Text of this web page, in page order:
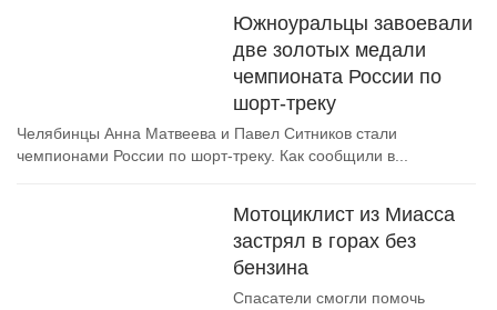
Южноуральцы завоевали
две золотых медали
чемпионата России по
шорт-треку
Челябинцы Анна Матвеева и Павел Ситников стали
чемпионами России по шорт-треку. Как сообщили в...
Мотоциклист из Миасса
застрял в горах без
бензина
Спасатели смогли помочь